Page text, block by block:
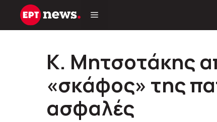
Μετάβαση
Κ. Μητσοτάκης
«σκάφος» της
ασφαλές